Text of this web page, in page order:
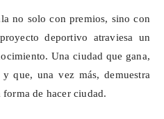
no solo con premios, sino con
deportivo atraviesa un
Una ciudad que gana,
que, una vez más, demuestra
de hacer ciudad.